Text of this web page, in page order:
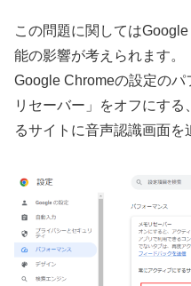
この問題に関しては
能の影響が考えられます。
Google Chromeの設定の
リセーバー」をオフにす
るサイトに音声認識画面を